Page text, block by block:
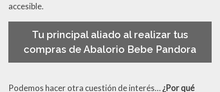
accesible.
Tu principal aliado al realizar tus
compras de Abalorio Bebe Pandora
Podemos hacer otra cuestión de interés…¿Por qué